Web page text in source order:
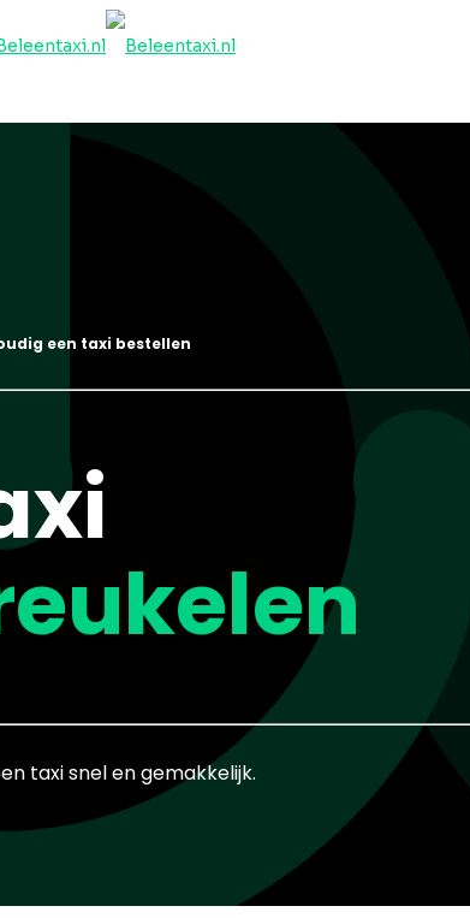
een taxi bestellen
taxi snel en gemakkelijk.